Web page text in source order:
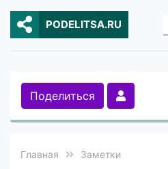
PODELITSA.RU
Поделиться
Главная
Заметки